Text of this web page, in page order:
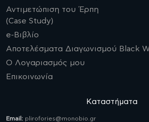
Αντιμετώπιση του Έρπη
(Case Study)
e-Βιβλίο
Αποτελέσματα Διαγωνισμού Black
Ο Λογαριασμός μου
Επικοινωνία
Καταστήματα
Email: plirofories@monobio.gr